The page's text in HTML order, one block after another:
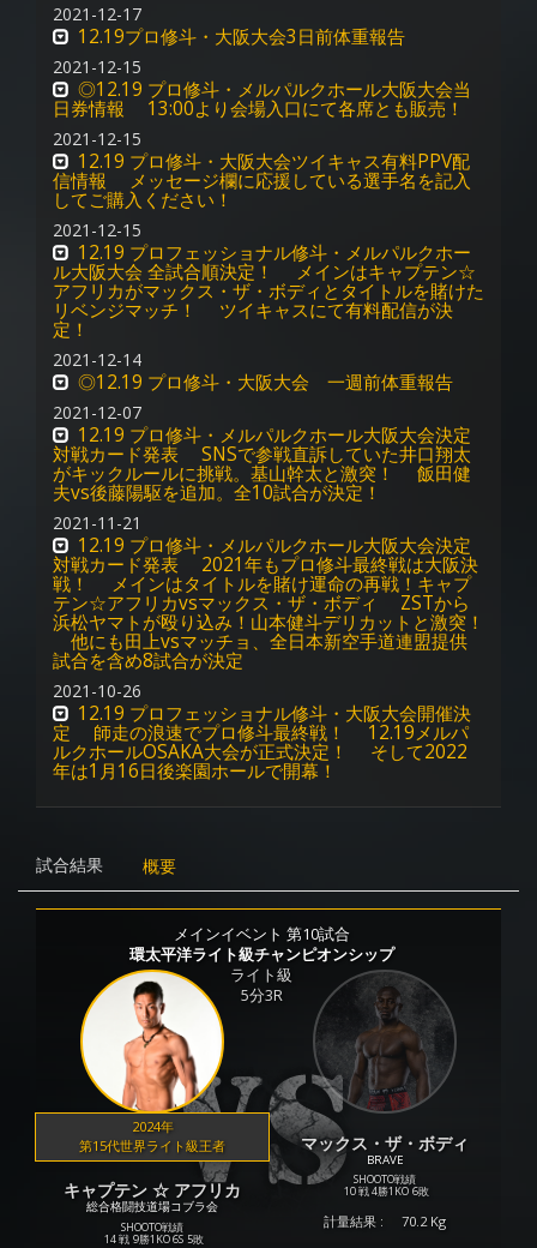
2021-12-17
12.19プロ修斗・大阪大会3日前体重報告
2021-12-15
◎12.19 プロ修斗・メルパルクホール大阪大会当
日券情報 13:00より会場入口にて各席とも販売！
2021-12-15
12.19 プロ修斗・大阪大会ツイキャス有料PPV配
信情報 メッセージ欄に応援している選手名を記入
してご購入ください！
2021-12-15
12.19 プロフェッショナル修斗・メルパルクホー
ル大阪大会 全試合順決定！ メインはキャプテン☆
アフリカがマックス・ザ・ボディとタイトルを賭けた
リベンジマッチ！ ツイキャスにて有料配信が決
定！
2021-12-14
◎12.19 プロ修斗・大阪大会 一週前体重報告
2021-12-07
12.19 プロ修斗・メルパルクホール大阪大会決定
対戦カード発表 SNSで参戦直訴していた井口翔太
がキックルールに挑戦。基山幹太と激突！ 飯田健
夫vs後藤陽駆を追加。全10試合が決定！
2021-11-21
12.19 プロ修斗・メルパルクホール大阪大会決定
対戦カード発表 2021年もプロ修斗最終戦は大阪決
戦！ メインはタイトルを賭け運命の再戦！キャプ
テン☆アフリカvsマックス・ザ・ボディ ZSTから
浜松ヤマトが殴り込み！山本健斗デリカットと激突！
他にも田上vsマッチョ、全日本新空手道連盟提供
試合を含め8試合が決定
2021-10-26
12.19 プロフェッショナル修斗・大阪大会開催決
定 師走の浪速でプロ修斗最終戦！ 12.19メルパ
ルクホールOSAKA大会が正式決定！ そして2022
年は1月16日後楽園ホールで開幕！
試合結果 概要
メインイベント 第10試合
環太平洋ライト級チャンピオンシップ
ライト級
5分3R
2024年
第15代世界ライト級王者
キャプテン ☆ アフリカ
総合格闘技道場コブラ会
SHOOTO戦績
14 戦 9勝1KO 6S 5敗
マックス・ザ・ボディ
BRAVE
SHOOTO戦績
10 戦 4勝1KO 6敗
計量結果 : 70.2 Kg